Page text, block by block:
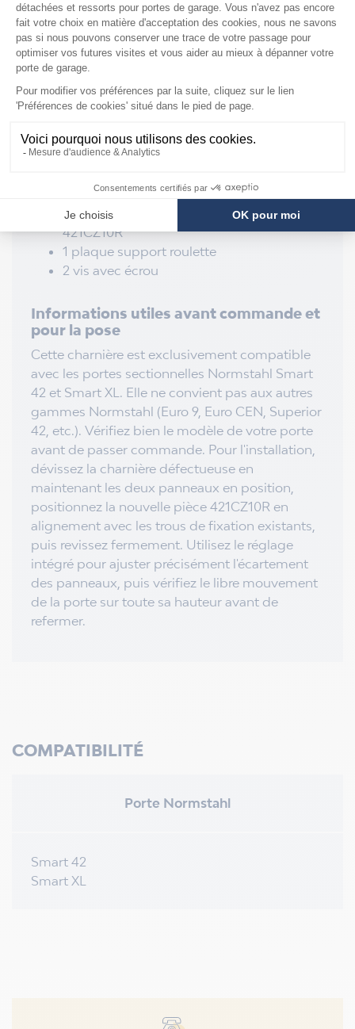
Pour axe galet
10-11mm
Épaisseur
2mm
Réglable
OUI
Anti pince doigts OUI
1 charnière latérale réglable rallongée anti
pince doigts d'origine Normstahl référence
421CZ10R
1 plaque support roulette
2 vis avec écrou
Informations utiles avant commande et
pour la pose
Cette charnière est exclusivement compatible
avec les portes sectionnelles Normstahl Smart
42 et Smart XL. Elle ne convient pas aux autres
gammes Normstahl (Euro 9, Euro CEN, Superior
42, etc.). Vérifiez bien le modèle de votre porte
avant de passer commande. Pour l'installation,
dévissez la charnière défectueuse en
maintenant les deux panneaux en position,
positionnez la nouvelle pièce 421CZ10R en
alignement avec les trous de fixation existants,
puis revissez fermement. Utilisez le réglage
intégré pour ajuster précisément l'écartement
des panneaux, puis vérifiez le libre mouvement
de la porte sur toute sa hauteur avant de
refermer.
COMPATIBILITÉ
Porte Normstahl
Smart 42
Smart XL